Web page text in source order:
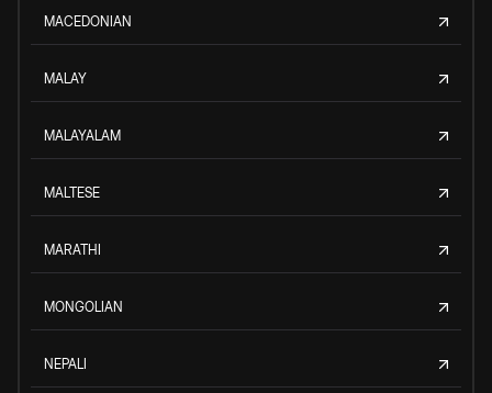
MACEDONIAN
MALAY
MALAYALAM
MALTESE
MARATHI
MONGOLIAN
NEPALI